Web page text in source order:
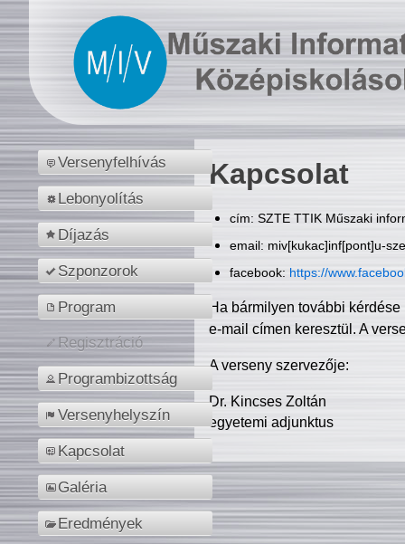
Versenyfelhívás
Lebonyolítás
Díjazás
Szponzorok
Program
Regisztráció
Programbizottság
Versenyhelyszín
Kapcsolat
Galéria
Eredmények
Kapcsolat
cím: SZTE TTIK Műszaki
email: miv[kukac]inf[pont]u-
facebook: https://
Ha bármilyen további
e-mail címen keresztül. A
A verseny szervezője:
Dr. Kincses Zoltán
egyetemi adjunktus